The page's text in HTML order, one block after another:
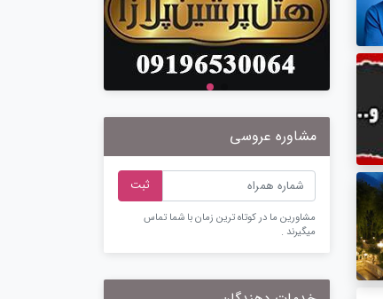
مشاوره عروسی
ثبت
مشاورین ما در کوتاه ترین زمان با شما تماس
میگیرند .